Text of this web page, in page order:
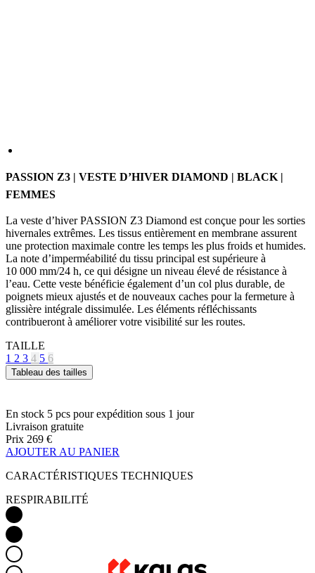
hivernales extrêmes. Les tissus entièrement en membrane assurent
une protection maximale contre les temps les plus froids et humides.
La note d’imperméabilité du tissu principal est supérieure à
l’eau. Cette veste bénéficie également d’un col plus durable, de
poignets mieux ajustés et de nouveaux caches pour la fermeture à
glissière intégrale dissimulée. Les éléments réfléchissants
contribueront à améliorer votre visibilité sur les routes.
TAILLE
1 2 3 4 5 6
Tableau des tailles
En stock 5 pcs
Livraison gratuite
Prix269 €
CARACTÉRISTIQUES TECHNIQUES
RESPIRABILITÉ
ISOLATION